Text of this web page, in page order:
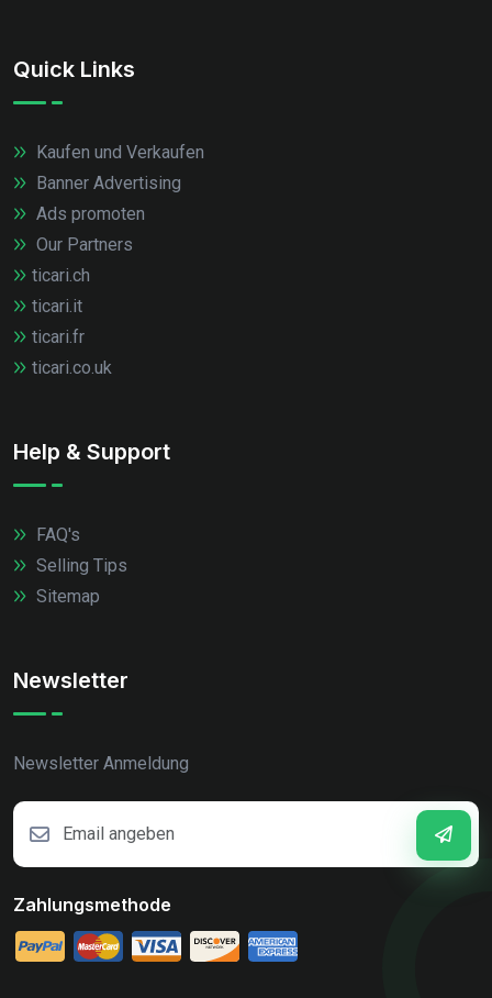
Quick Links
Kaufen und Verkaufen
Banner Advertising
Ads promoten
Our Partners
ticari.ch
ticari.it
ticari.fr
ticari.co.uk
Help & Support
FAQ's
Selling Tips
Sitemap
Newsletter
Newsletter Anmeldung
Zahlungsmethode